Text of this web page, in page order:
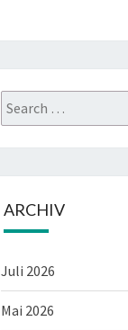
Search
for:
ARCHIV
Juli 2026
Mai 2026